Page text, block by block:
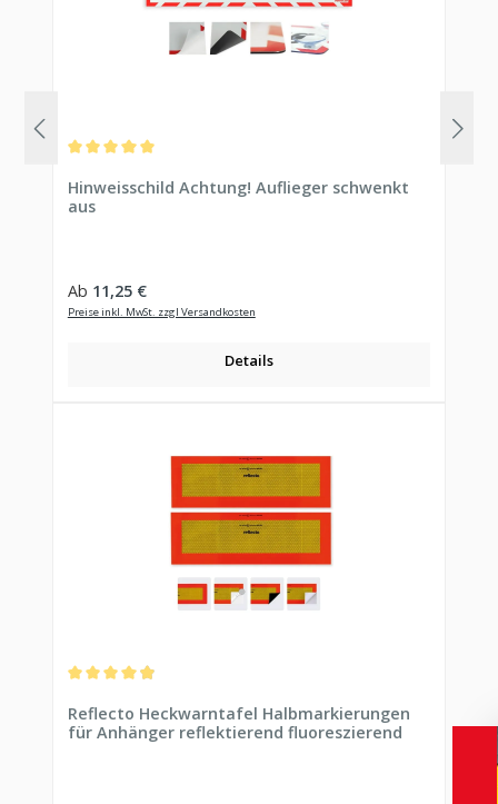
Hinweisschild Achtung! Auflieger schwenkt
aus
Regulärer Preis:
Ab 11,25 €
Preise inkl. MwSt. zzgl Versandkosten
Details
Reflecto Heckwarntafel Halbmarkierungen
für Anhänger reflektierend fluoreszierend